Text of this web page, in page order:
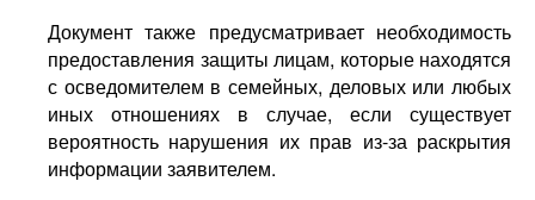
Документ также предусматривает необходимость
предоставления защиты лицам, которые находятся
с осведомителем в семейных, деловых или любых
иных отношениях в случае, если существует
вероятность нарушения их прав из-за раскрытия
информации заявителем.